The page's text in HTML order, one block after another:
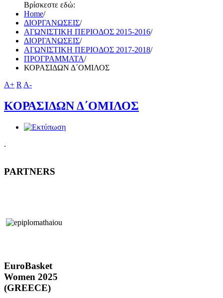
Βρίσκεστε εδώ:
Home/
ΔΙΟΡΓΑΝΩΣΕΙΣ/
ΑΓΩΝΙΣΤΙΚΗ ΠΕΡΙΟΔΟΣ 2015-2016/
ΔΙΟΡΓΑΝΩΣΕΙΣ/
ΑΓΩΝΙΣΤΙΚΗ ΠΕΡΙΟΔΟΣ 2017-2018/
ΠΡΟΓΡΑΜΜΑΤΑ/
ΚΟΡΑΣΙΔΩΝ Δ΄ΟΜΙΛΟΣ
A+ R A-
ΚΟΡΑΣΙΔΩΝ Δ΄ΟΜΙΛΟΣ
.
PARTNERS
EuroBasket
Women 2025
(GREECE)